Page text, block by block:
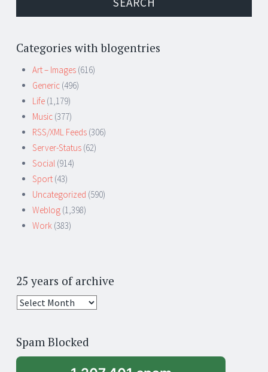
Categories with blogentries
Art – Images (616)
Generic (496)
Life (1,179)
Music (377)
RSS/XML Feeds (306)
Server-Status (62)
Social (914)
Sport (43)
Uncategorized (590)
Weblog (1,398)
Work (383)
25 years of archive
25
archive
Spam Blocked